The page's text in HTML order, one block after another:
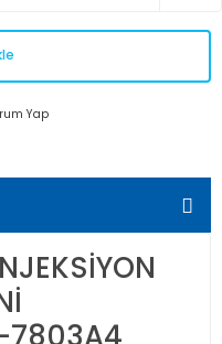
Yap